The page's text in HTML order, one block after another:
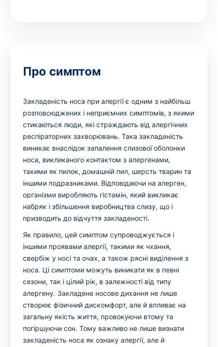
Про симптом
Закладеність носа при алергії є одним з найбільш
розповсюджених і неприємних симптомів, з якими
стикаються люди, які страждають від алергічних
респіраторних захворювань. Така закладеність
виникає внаслідок запалення слизової оболонки
носа, викликаного контактом з алергенами,
такими як пилок, домашній пил, шерсть тварин та
іншими подразниками. Відповідаючи на алерген,
організми виробляють гістамін, який викликає
набряк і збільшення виробництва слизу, що і
призводить до відчуття закладеності.
Як правило, цей симптом супроводжується і
іншими проявами алергії, такими як чхання,
свербіж у носі та очах, а також рясні виділення з
носа. Ці симптоми можуть виникати як в певні
сезони, так і цілий рік, в залежності від типу
алергену. Закладене носове дихання не лише
створює фізичний дискомфорт, але й впливає на
загальну якість життя, провокуючи втому та
погіршуючи сон. Тому важливо не лише визнати
закладеність носа як ознаку алергії, але й